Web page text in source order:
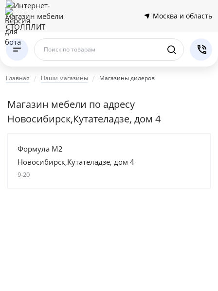
Москва и область
Поиск по товарам
Главная Наши магазины Магазины дилеров
Магазин мебели по адресу
Новосибирск,Кутателадзе, дом 4
Формула М2
Новосибирск,Кутателадзе, дом 4
9-20